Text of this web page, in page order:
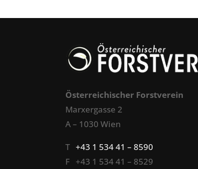
Österreichischer Forstverein
Marxergasse 2
A – 1030 Wien
T+43 1 534 41 – 8590
F +43 1 534 41 – 8529